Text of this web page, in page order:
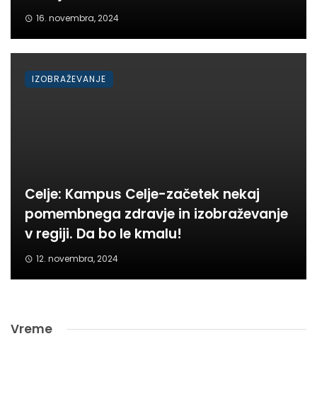
16. novembra, 2024
Celje: Kampus Celje-začetek nekaj
pomembnega zdravje in izobraževanje
v regiji. Da bo le kmalu!
12. novembra, 2024
IZOBRAŽEVANJE
Vreme